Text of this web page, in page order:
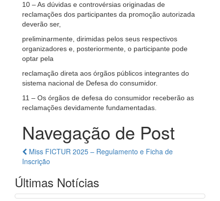
10 – As dúvidas e controvérsias originadas de
reclamações dos participantes da promoção autorizada
deverão ser,
preliminarmente, dirimidas pelos seus respectivos
organizadores e, posteriormente, o participante pode
optar pela
reclamação direta aos órgãos públicos integrantes do
sistema nacional de Defesa do consumidor.
11 – Os órgãos de defesa do consumidor receberão as
reclamações devidamente fundamentadas.
Navegação de Post
Miss FICTUR 2025 – Regulamento e Ficha de
Inscrição
Últimas Notícias